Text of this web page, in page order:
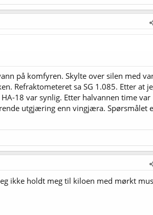
på komfyren. Skylte over silen med
Refraktometeret sa SG 1.085. Etter at
18 var synlig. Etter halvannen time var
utgjæring enn vingjæra. Spørsmålet
ikke holdt meg til kiloen med mørkt